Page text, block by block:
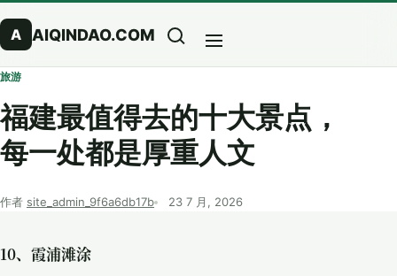
A
AIQINDAO.COM
搜索 菜单
旅游
福建最值得去的十大景点，
每一处都是厚重人文
作者 site_admin_9f6a6db17b 23 7 月, 2026
10、霞浦滩涂